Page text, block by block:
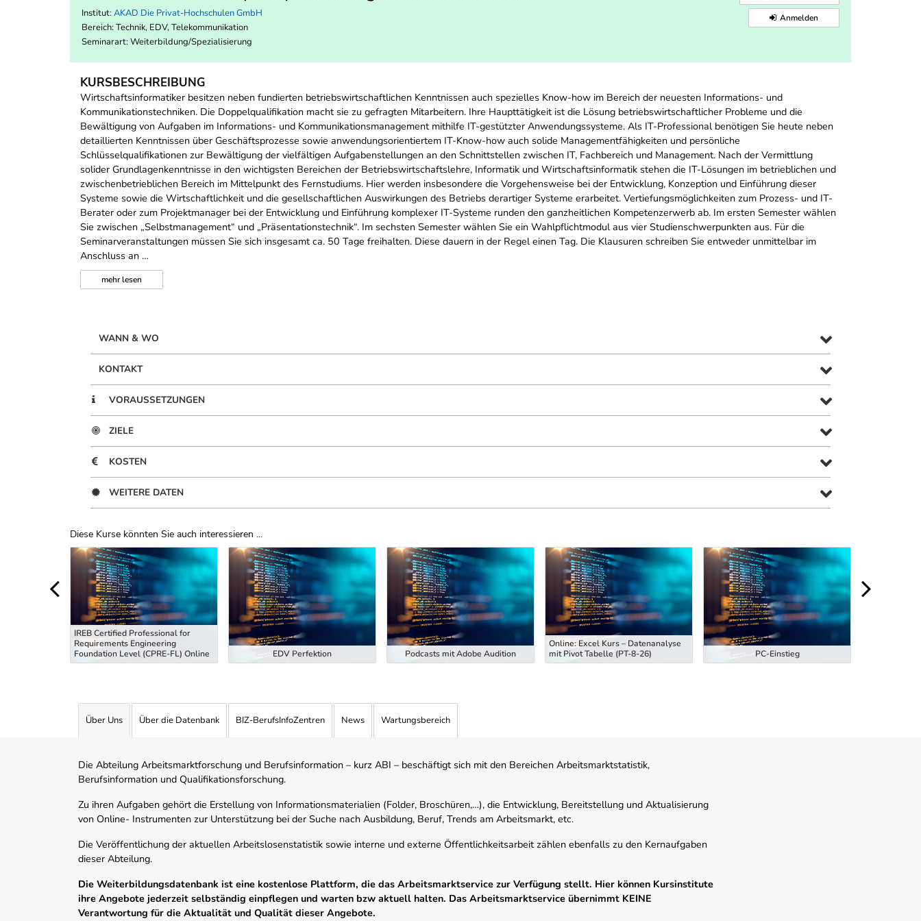
Institut: AKAD Die Privat-Hochschulen GmbH
Bereich: Technik, EDV, Telekommunikation
Seminarart: Weiterbildung/Spezialisierung
Anmelden
KURSBESCHREIBUNG
Wirtschaftsinformatiker besitzen neben fundierten betriebswirtschaftlichen Kenntnissen auch spezielles Know-how im Bereich der neuesten Informations- und
Kommunikationstechniken. Die Doppelqualifikation macht sie zu gefragten Mitarbeitern. Ihre Haupttätigkeit ist die Lösung betriebswirtschaftlicher Probleme und die
Bewältigung von Aufgaben im Informations- und Kommunikationsmanagement mithilfe IT-gestützter Anwendungssysteme. Als IT-Professional benötigen Sie heute neben
detaillierten Kenntnissen über Geschäftsprozesse sowie anwendungsorientiertem IT-Know-how auch solide Managementfähigkeiten und persönliche
Schlüsselqualifikationen zur Bewältigung der vielfältigen Aufgabenstellungen an den Schnittstellen zwischen IT, Fachbereich und Management. Nach der Vermittlung
solider Grundlagenkenntnisse in den wichtigsten Bereichen der Betriebswirtschaftslehre, Informatik und Wirtschaftsinformatik stehen die IT-Lösungen im betrieblichen und
zwischenbetrieblichen Bereich im Mittelpunkt des Fernstudiums. Hier werden insbesondere die Vorgehensweise bei der Entwicklung, Konzeption und Einführung dieser
Systeme sowie die Wirtschaftlichkeit und die gesellschaftlichen Auswirkungen des Betriebs derartiger Systeme erarbeitet. Vertiefungsmöglichkeiten zum Prozess- und IT-
Berater oder zum Projektmanager bei der Entwicklung und Einführung komplexer IT-Systeme runden den ganzheitlichen Kompetenzerwerb ab. Im ersten Semester wählen
Sie zwischen „Selbstmanagement“ und „Präsentationstechnik“. Im sechsten Semester wählen Sie ein Wahlpflichtmodul aus vier Studienschwerpunkten aus. Für die
Seminarveranstaltungen müssen Sie sich insgesamt ca. 50 Tage freihalten. Diese dauern in der Regel einen Tag. Die Klausuren schreiben Sie entweder unmittelbar im
Anschluss an …
mehrlesen
WANN & WO
KONTAKT
VORAUSSETZUNGEN
ZIELE
KOSTEN
WEITERE DATEN
Diese Kurse könnten Sie auch interessieren ...
Uber Weiterbildungsvorschläge
IREB Certified Professional for
Requirements Engineering
Foundation Level (CPRE-FL) Online
EDV Perfektion Podcasts mit Adobe Audition
Online: Excel Kurs – Datenanalyse
mit Pivot Tabelle (PT-8-26)
PC-Einstieg
Über Uns Über die Datenbank BIZ-BerufsInfoZentren News Wartungsbereich
Die Abteilung Arbeitsmarktforschung und Berufsinformation – kurz ABI – beschäftigt sich mit den Bereichen Arbeitsmarktstatistik,
Berufsinformation und Qualifikationsforschung.
Zu ihren Aufgaben gehört die Erstellung von Informationsmaterialien (Folder, Broschüren,…), die Entwicklung, Bereitstellung und Aktualisierung
von Online- Instrumenten zur Unterstützung bei der Suche nach Ausbildung, Beruf, Trends am Arbeitsmarkt, etc.
Die Veröffentlichung der aktuellen Arbeitslosenstatistik sowie interne und externe Öffentlichkeitsarbeit zählen ebenfalls zu den Kernaufgaben
dieser Abteilung.
Die Weiterbildungsdatenbank ist eine kostenlose Plattform, die das Arbeitsmarktservice zur Verfügung stellt. Hier können Kursinstitute
ihre Angebote jederzeit selbständig einpflegen und warten bzw aktuell halten. Das Arbeitsmarktservice übernimmt KEINE
Verantwortung für die Aktualität und Qualität dieser Angebote.